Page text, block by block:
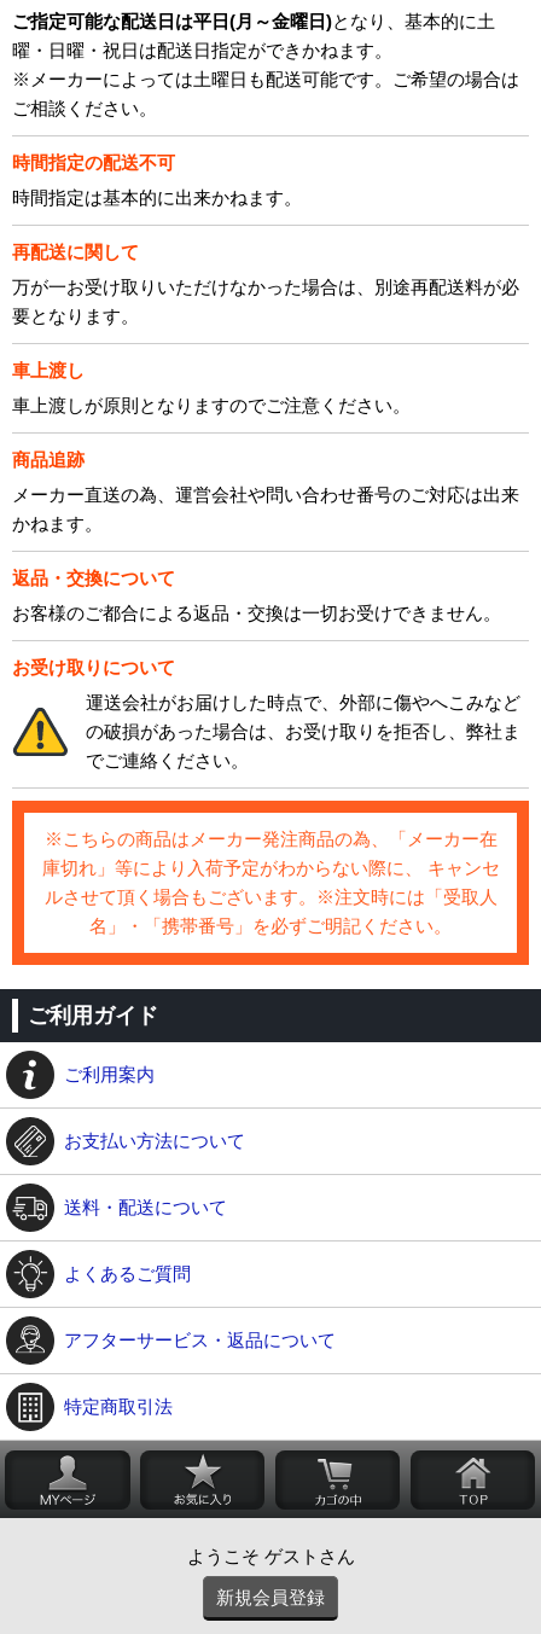
ご指定可能な配送日は平日(月～金曜日)となり、基本的に土
曜・日曜・祝日は配送日指定ができかねます。
※メーカーによっては土曜日も配送可能です。ご希望の場合は
ご相談ください。
時間指定の配送不可
時間指定は基本的に出来かねます。
再配送に関して
万が一お受け取りいただけなかった場合は、別途再配送料が必
要となります。
車上渡し
車上渡しが原則となりますのでご注意ください。
商品追跡
メーカー直送の為、運営会社や問い合わせ番号のご対応は出来
かねます。
返品・交換について
お客様のご都合による返品・交換は一切お受けできません。
お受け取りについて
運送会社がお届けした時点で、外部に傷やへこみなど
の破損があった場合は、お受け取りを拒否し、弊社ま
でご連絡ください。
※こちらの商品はメーカー発注商品の為、「メーカー在
庫切れ」等により入荷予定がわからない際に、 キャンセ
ルさせて頂く場合もございます。※注文時には「受取人
名」・「携帯番号」を必ずご明記ください。
ご利用ガイド
ご利用案内
お支払い方法について
送料・配送について
よくあるご質問
アフターサービス・返品について
特定商取引法
ようこそ ゲストさん
新規会員登録